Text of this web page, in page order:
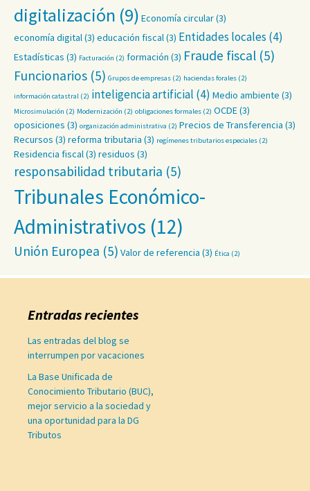
digitalización (9) Economía circular(3)
economía digital(3) educación fiscal(3) Entidades locales (4)
Estadísticas (3) Facturación (2) formación (3) Fraude fiscal (5)
Funcionarios (5) Grupos de empresas (2) haciendas forales (2)
información catastral (2) inteligencia artificial (4) Medio ambiente (3)
Microsimulación (2) Modernización (2) obligaciones formales (2) OCDE(3)
oposiciones (3) organización administrativa (2) Precios de Transferencia (3)
Recursos (3) reforma tributaria (3) regímenes tributarios especiales (2)
Residencia fiscal(3) residuos (3)
responsabilidad tributaria (5)
Tribunales Económico-
Administrativos (12)
Unión Europea (5) Valor de referencia (3) Ética (2)
Entradas recientes
Las entradas del blog se
interrumpen por vacaciones
La Base Unificada de
Conocimiento Tributario (BUC),
mejor servicio a la sociedad y
una oportunidad para la DG
Tributos